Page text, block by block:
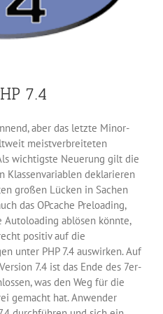
7.4
aber das letzte Minor-
meistverbreiteten
wichtigste Neuerung gilt die
Klassenvariablen deklarieren
großen Lücken in Sachen
das OPcache Preloading,
Autoloading ablösen könnte,
positiv auf die
unter PHP 7.4 auswirken. Auf
7.4 ist das Ende des 7er-
was den Weg für die
gemacht hat. Anwender